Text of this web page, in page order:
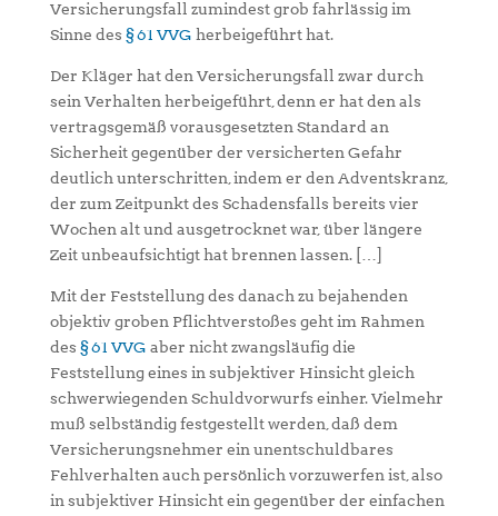
Versicherungsfall zumindest grob fahrlässig im
Sinne des§ 61 VVG herbeigeführt hat.
Der Kläger hat den Versicherungsfall zwar durch
sein Verhalten herbeigeführt, denn er hat den als
vertragsgemäß vorausgesetzten Standard an
Sicherheit gegenüber der versicherten Gefahr
deutlich unterschritten, indem er den Adventskranz,
der zum Zeitpunkt des Schadensfalls bereits vier
Wochen alt und ausgetrocknet war, über längere
Zeit unbeaufsichtigt hat brennen lassen. […]
Mit der Feststellung des danach zu bejahenden
objektiv groben Pflichtverstoßes geht im Rahmen
des§ 61 VVG aber nicht zwangsläufig die
Feststellung eines in subjektiver Hinsicht gleich
schwerwiegenden Schuldvorwurfs einher. Vielmehr
muß selbständig festgestellt werden, daß dem
Versicherungsnehmer ein unentschuldbares
Fehlverhalten auch persönlich vorzuwerfen ist, also
in subjektiver Hinsicht ein gegenüber der einfachen